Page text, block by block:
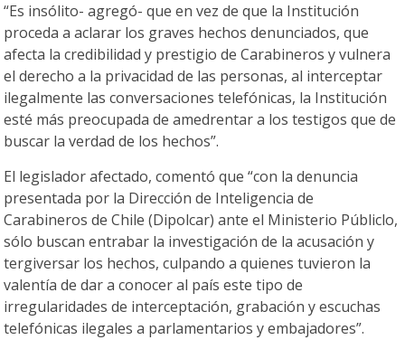
“Es insólito- agregó- que en vez de que la Institución
proceda a aclarar los graves hechos denunciados, que
afecta la credibilidad y prestigio de Carabineros y vulnera
el derecho a la privacidad de las personas, al interceptar
ilegalmente las conversaciones telefónicas, la Institución
esté más preocupada de amedrentar a los testigos que de
buscar la verdad de los hechos”.
El legislador afectado, comentó que “con la denuncia
presentada por la Dirección de Inteligencia de
Carabineros de Chile (Dipolcar) ante el Ministerio Públiclo,
sólo buscan entrabar la investigación de la acusación y
tergiversar los hechos, culpando a quienes tuvieron la
valentía de dar a conocer al país este tipo de
irregularidades de interceptación, grabación y escuchas
telefónicas ilegales a parlamentarios y embajadores”.